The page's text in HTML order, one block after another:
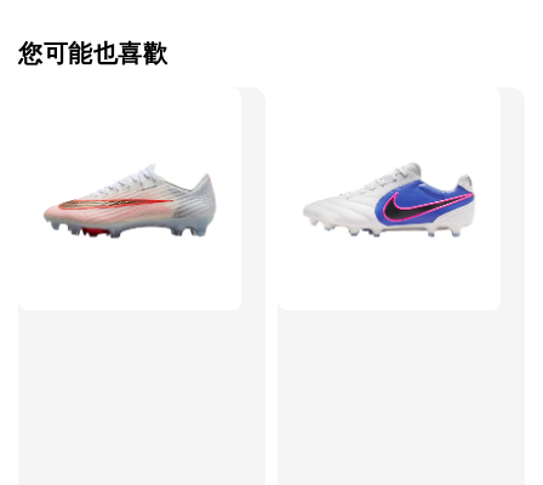
TWG 防滑襪 V2 TWG 防滑襪
TWG 防滑
您可能也喜歡